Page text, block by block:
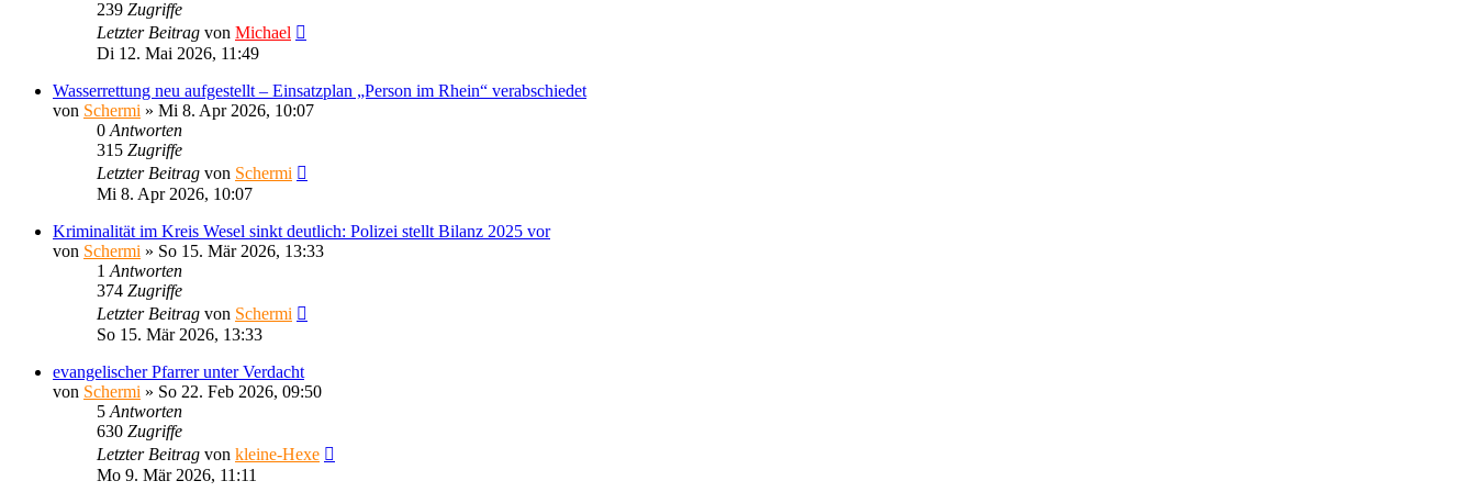
239 Zugriffe
Letzter Beitrag von Michael
Di 12. Mai 2026, 11:49
Wasserrettung neu aufgestellt – Einsatzplan „Person im Rhein“ verabschiedet
von Schermi » Mi 8. Apr 2026, 10:07
0 Antworten
315 Zugriffe
Letzter Beitrag von Schermi
Mi 8. Apr 2026, 10:07
Kriminalität im Kreis Wesel sinkt deutlich: Polizei stellt Bilanz 2025 vor
von Schermi » So 15. Mär 2026, 13:33
1 Antworten
374 Zugriffe
Letzter Beitrag von Schermi
So 15. Mär 2026, 13:33
evangelischer Pfarrer unter Verdacht
von Schermi » So 22. Feb 2026, 09:50
5 Antworten
630 Zugriffe
Letzter Beitrag von kleine-Hexe
Mo 9. Mär 2026, 11:11